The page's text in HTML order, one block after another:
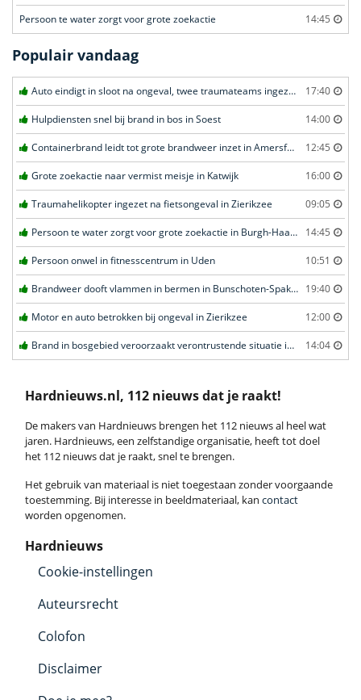
Persoon te water zorgt voor grote zoekactie 14:45
Populair vandaag
Auto eindigt in sloot na ongeval, twee traumateams ingezet in Uden 17:40
Hulpdiensten snel bij brand in bos in Soest 14:00
Containerbrand leidt tot grote brandweer inzet in Amersfoort 12:45
Grote zoekactie naar vermist meisje in Katwijk 16:00
Traumahelikopter ingezet na fietsongeval in Zierikzee 09:05
Persoon te water zorgt voor grote zoekactie in Burgh-Haamstede 14:45
Persoon onwel in fitnesscentrum in Uden 10:51
Brandweer dooft vlammen in bermen in Bunschoten-Spakenburg 19:40
Motor en auto betrokken bij ongeval in Zierikzee 12:00
Brand in bosgebied veroorzaakt verontrustende situatie in Schaijk 14:04
Hardnieuws.nl, 112 nieuws dat je raakt!
De makers van Hardnieuws brengen het 112 nieuws al heel wat
jaren. Hardnieuws, een zelfstandige organisatie, heeft tot doel
het 112 nieuws dat je raakt, snel te brengen.
Het gebruik van materiaal is niet toegestaan zonder voorgaande
toestemming. Bij interesse in beeldmateriaal, kan contact
worden opgenomen.
Hardnieuws
Cookie-instellingen
Auteursrecht
Colofon
Disclaimer